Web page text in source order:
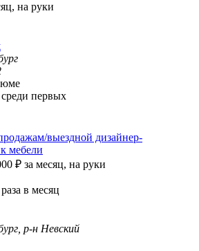
на руки
первых
выездной дизайнер-
мебели
₽ за месяц, на руки
в месяц
р-н Невский